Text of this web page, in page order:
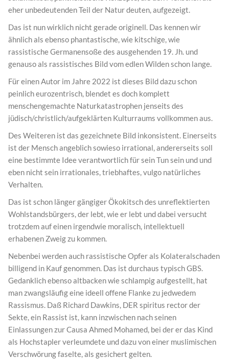
eher unbedeutenden Teil der Natur deuten, aufgezeigt.
Das ist nun wirklich nicht gerade originell. Das kennen wir
ähnlich als ebenso phantastische, wie kitschige, wie
rassistische Germanensoße des ausgehenden 19. Jh. und
genauso als rassistisches Bild vom edlen Wilden schon lange.
Für einen Autor im Jahre 2022 ist dieses Bild dazu schon
peinlich eurozentrisch, blendet es doch komplett
menschengemachte Naturkatastrophen jenseits des
jüdisch/christlich/aufgeklärten Kulturraums vollkommen aus.
Des Weiteren ist das gezeichnete Bild inkonsistent. Einerseits
ist der Mensch angeblich sowieso irrational, andererseits soll
eine bestimmte Idee verantwortlich für sein Tun sein und und
eben nicht sein irrationales, triebhaftes, vulgo natürliches
Verhalten.
Das ist schon länger gängiger Ökokitsch des unreflektierten
Wohlstandsbürgers, der lebt, wie er lebt und dabei versucht
trotzdem auf einen irgendwie moralisch, intellektuell
erhabenen Zweig zu kommen.
Nebenbei werden auch rassistische Opfer als Kolateralschaden
billigend in Kauf genommen. Das ist durchaus typisch GBS.
Gedanklich ebenso altbacken wie schlampig aufgestellt, hat
man zwangsläufig eine ideell offene Flanke zu jedwedem
Rassismus. Daß Richard Dawkins, DER spiritus rector der
Sekte, ein Rassist ist, kann inzwischen nach seinen
Einlassungen zur Causa Ahmed Mohamed, bei der er das Kind
als Hochstapler verleumdete und dazu von einer muslimischen
Verschwörung faselte, als gesichert gelten.